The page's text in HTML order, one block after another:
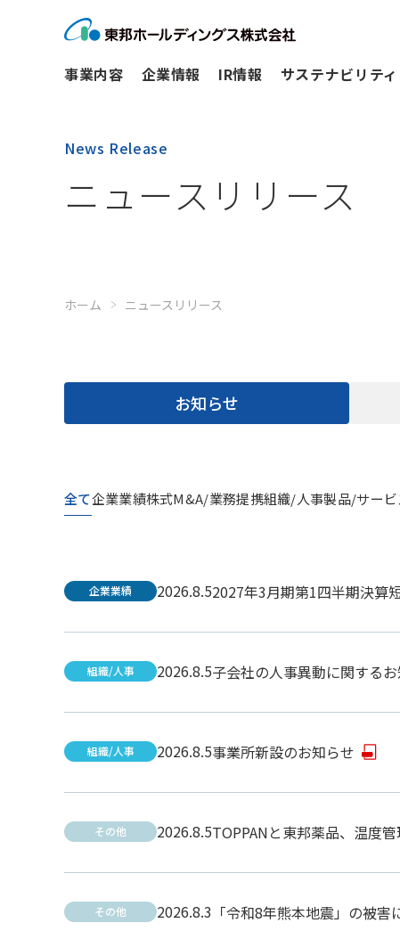
事業内容 企業情報 IR情報 サステナビリティ
News Release
ニュースリリース
ホーム ニュースリリース
お知らせ
全て企業業績株式M&A/業務提携組織/人事製品/サービ
企業業績 2026.8.52027年3月期第1四半期決算
組織/人事 2026.8.5子会社の人事異動に関する
組織/人事 2026.8.5事業所新設のお知らせ
その他 2026.8.5TOPPANと東邦薬品、温度
その他 2026.8.3 「令和8年熊本地震」の被